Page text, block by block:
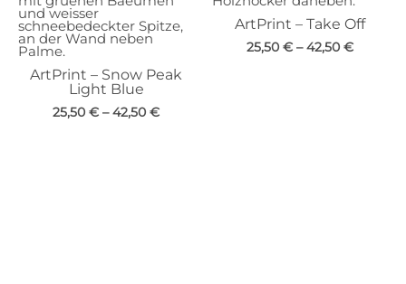
ArtPrint – Snow Peak
Light Blue
25,50 € –42,50 €
ArtPrint – Take Off
25,50 € –42,50 €